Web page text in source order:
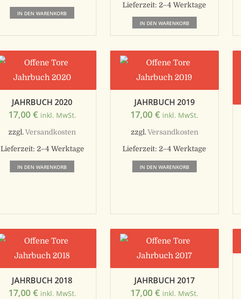
IN DEN WARENKORB
Lieferzeit:2–4 Werktage
IN DEN WARENKORB
JAHRBUCH 2020
17,00 € inkl. MwSt.
zzgl.Versandkosten
Lieferzeit: 2–4 Werktage
IN DEN WARENKORB
JAHRBUCH 2019
17,00€ inkl. MwSt.
zzgl.Versandkosten
Lieferzeit:2–4 Werktage
IN DEN WARENKORB
JAHRBUCH 2018
17,00 € inkl. MwSt.
JAHRBUCH 2017
17,00€ inkl. MwSt.